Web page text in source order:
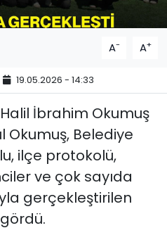
A- A+
19.05.2026 - 14:33
İbrahim Okumuş
Okumuş, Belediye
ilçe protokolü,
ve çok sayıda
gerçekleştirilen